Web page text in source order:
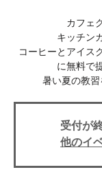
カフェ
キッチン
コーヒーとアイス
に無料で
暑い夏の教習
受付が
他のイ